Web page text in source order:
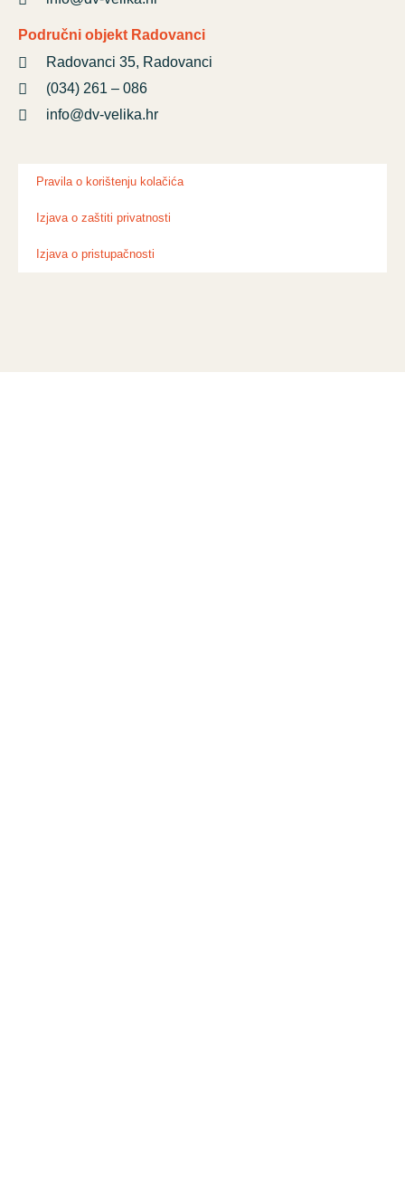
Područni objekt Radovanci
Radovanci 35, Radovanci
(034) 261 – 086
info@dv-velika.hr
Pravila o korištenju kolačića
Izjava o zaštiti privatnosti
Izjava o pristupačnosti